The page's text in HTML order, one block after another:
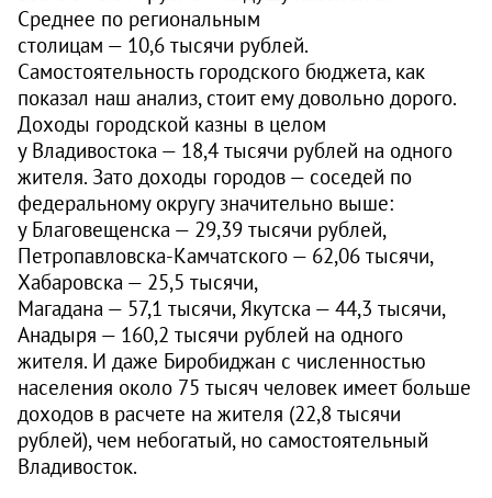
Среднее по региональным
столицам — 10,6 тысячи рублей.
Самостоятельность городского бюджета, как
показал наш анализ, стоит ему довольно дорого.
Доходы городской казны в целом
у Владивостока — 18,4 тысячи рублей на одного
жителя. Зато доходы городов — соседей по
федеральному округу значительно выше:
у Благовещенска — 29,39 тысячи рублей,
Петропавловска-Камчатского — 62,06 тысячи,
Хабаровска — 25,5 тысячи,
Магадана — 57,1 тысячи, Якутска — 44,3 тысячи,
Анадыря — 160,2 тысячи рублей на одного
жителя. И даже Биробиджан с численностью
населения около 75 тысяч человек имеет больше
доходов в расчете на жителя (22,8 тысячи
рублей), чем небогатый, но самостоятельный
Владивосток.